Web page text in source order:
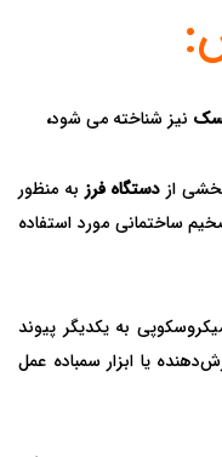
نیز شناخته می شود،
دستگاه فرز به منظور
ساختمانی مورد استفاده
به یکدیگر پیوند
یا ابزار سمباده عمل